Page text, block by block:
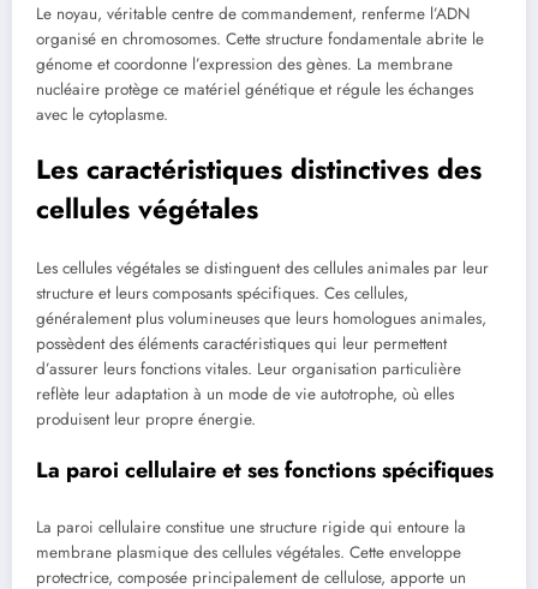
Le noyau, véritable centre de commandement, renferme l’ADN
organisé en chromosomes. Cette structure fondamentale abrite le
génome et coordonne l’expression des gènes. La membrane
nucléaire protège ce matériel génétique et régule les échanges
avec le cytoplasme.
Les caractéristiques distinctives des
cellules végétales
Les cellules végétales se distinguent des cellules animales par leur
structure et leurs composants spécifiques. Ces cellules,
généralement plus volumineuses que leurs homologues animales,
possèdent des éléments caractéristiques qui leur permettent
d’assurer leurs fonctions vitales. Leur organisation particulière
reflète leur adaptation à un mode de vie autotrophe, où elles
produisent leur propre énergie.
La paroi cellulaire et ses fonctions spécifiques
La paroi cellulaire constitue une structure rigide qui entoure la
membrane plasmique des cellules végétales. Cette enveloppe
protectrice, composée principalement de cellulose, apporte un